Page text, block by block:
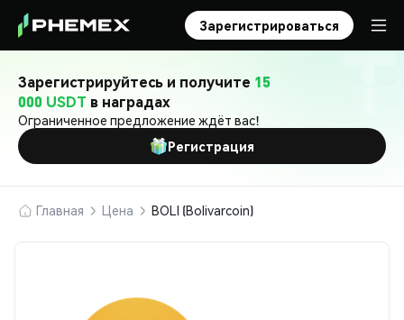
Зарегистрироваться
Зарегистрируйтесь и получите 15
000 USDT в наградах
Ограниченное предложение ждёт вас!
Регистрация
Главная Цена BOLI (Bolivarcoin)